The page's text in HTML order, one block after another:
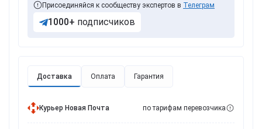
Доставка Оплата Гарантия
Курьер Новая Почта по тарифам перевозчика
Присоединяйся к сообществу экспертов в Телеграм
1000+ подписчиков